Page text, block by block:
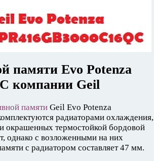
памяти Evo Potenza
компании Geil
памяти Geil Evo Potenza
радиаторами охлаждения,
окрашенных термостойкой бордовой
однако с возложенными на них
с радиатором составляет 47 мм.